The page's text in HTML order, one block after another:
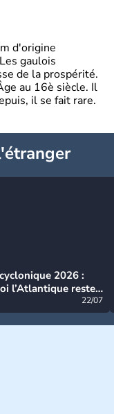
d'origine
gaulois
de la prospérité.
au 16è siècle. Il
il se fait rare.
2026 :
l’Atlantique reste
22/07